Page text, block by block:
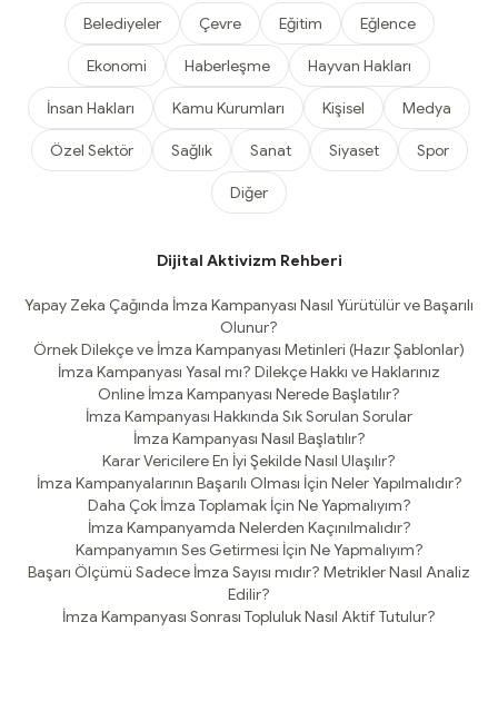
Belediyeler Çevre Eğitim Eğlence
Ekonomi Haberleşme Hayvan Hakları
İnsan Hakları Kamu Kurumları Kişisel Medya
Özel Sektör Sağlık Sanat Siyaset Spor
Diğer
Dijital Aktivizm Rehberi
Yapay Zeka Çağında İmza Kampanyası Nasıl Yürütülür ve Başarılı
Olunur?
Örnek Dilekçe ve İmza Kampanyası Metinleri (Hazır Şablonlar)
İmza Kampanyası Yasal mı? Dilekçe Hakkı ve Haklarınız
Online İmza Kampanyası Nerede Başlatılır?
İmza Kampanyası Hakkında Sık Sorulan Sorular
İmza Kampanyası Nasıl Başlatılır?
Karar Vericilere En İyi Şekilde Nasıl Ulaşılır?
İmza Kampanyalarının Başarılı Olması İçin Neler Yapılmalıdır?
Daha Çok İmza Toplamak İçin Ne Yapmalıyım?
İmza Kampanyamda Nelerden Kaçınılmalıdır?
Kampanyamın Ses Getirmesi İçin Ne Yapmalıyım?
Başarı Ölçümü Sadece İmza Sayısı mıdır? Metrikler Nasıl Analiz
Edilir?
İmza Kampanyası Sonrası Topluluk Nasıl Aktif Tutulur?